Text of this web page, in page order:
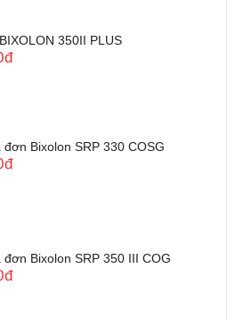
350II PLUS
đ
đơn Bixolon SRP 330 COSG
đ
đơn Bixolon SRP 350 III COG
đ